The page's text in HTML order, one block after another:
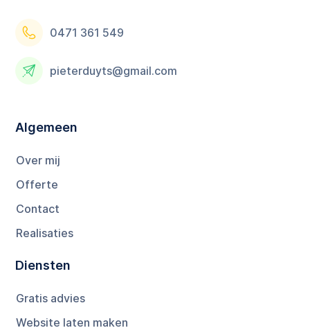
0471 361 549
pieterduyts@gmail.com
Algemeen
Over mij
Offerte
Contact
Realisaties
Diensten
Gratis advies
Website laten maken